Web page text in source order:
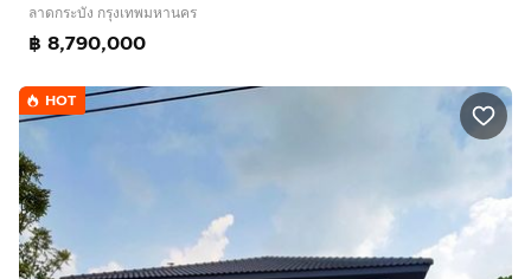
ลาดกระบัง กรุงเทพมหานคร
฿ 8,790,000
HOT